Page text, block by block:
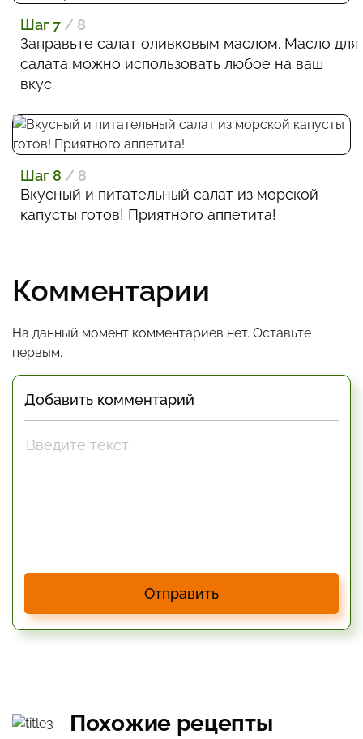
Шаг 7 / 8
Заправьте салат оливковым маслом. Масло для
салата можно использовать любое на ваш
вкус.
Шаг 8 / 8
Вкусный и питательный салат из морской
капусты готов! Приятного аппетита!
Комментарии
На данный момент комментариев нет. Оставьте
первым.
Добавить комментарий
Отправить
Похожие рецепты